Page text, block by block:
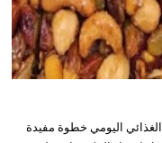
اليومي خطوة مفيدة